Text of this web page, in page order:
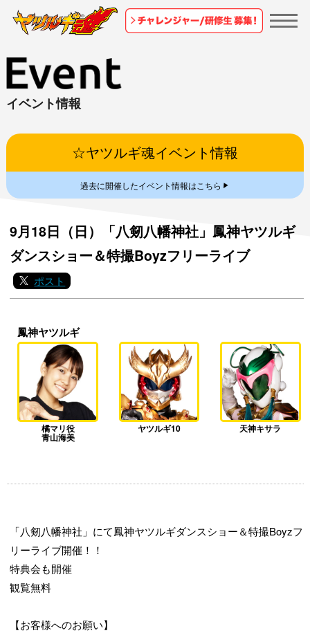
イベント情報
☆ヤツルギ魂イベント情報
過去に開催したイベント情報はこちら▼
9月18日（日）「八剱八幡神社」鳳神ヤツルギ
ダンスショー＆特撮Boyzフリーライブ
ポスト
鳳神ヤツルギ
橘マリ役
青山海美
ヤツルギ10 天神キサラ
「八剱八幡神社」にて鳳神ヤツルギダンスショー＆特撮Boyzフ
リーライブ開催！！
特典会も開催
観覧無料
【お客様へのお願い】